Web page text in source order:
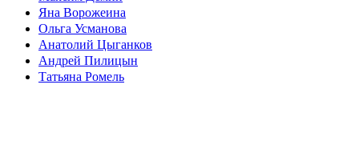
Яна Ворожеина
Ольга Усманова
Анатолий Цыганков
Андрей Пилицын
Татьяна Ромель